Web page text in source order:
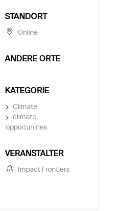
STANDORT
Online
ANDERE ORTE
KATEGORIE
Climate
climate
opportunities
VERANSTALTER
Impact Frontiers